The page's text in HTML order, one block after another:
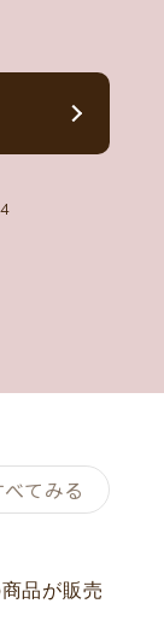
べてみる
品が販売